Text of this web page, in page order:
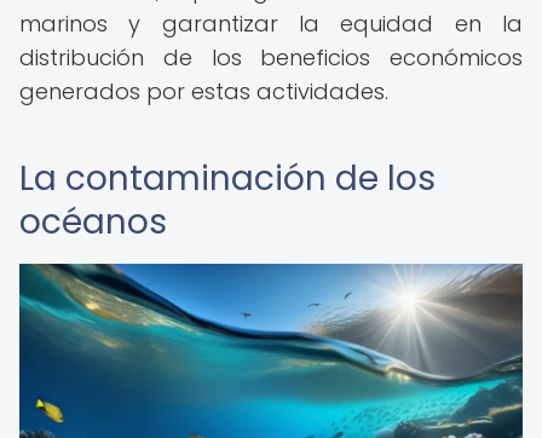
marinos y garantizar la equidad en la
distribución de los beneficios económicos
generados por estas actividades.
La contaminación de los
océanos